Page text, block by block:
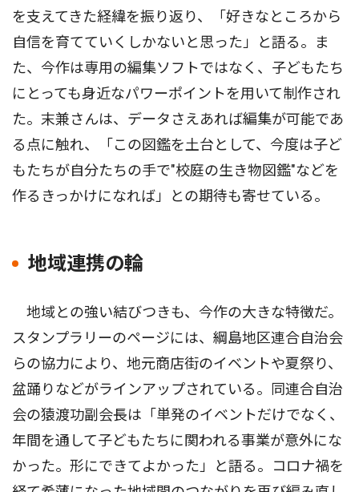
を支えてきた経緯を振り返り、「好きなところから
自信を育てていくしかないと思った」と語る。ま
た、今作は専用の編集ソフトではなく、子どもたち
にとっても身近なパワーポイントを用いて制作され
た。末兼さんは、データさえあれば編集が可能であ
る点に触れ、「この図鑑を土台として、今度は子ど
もたちが自分たちの手で"校庭の生き物図鑑"などを
作るきっかけになれば」との期待も寄せている。
地域連携の輪
地域との強い結びつきも、今作の大きな特徴だ。
スタンプラリーのページには、綱島地区連合自治会
らの協力により、地元商店街のイベントや夏祭り、
盆踊りなどがラインアップされている。同連合自治
会の猿渡功副会長は「単発のイベントだけでなく、
年間を通して子どもたちに関われる事業が意外にな
かった。形にできてよかった」と語る。コロナ禍を